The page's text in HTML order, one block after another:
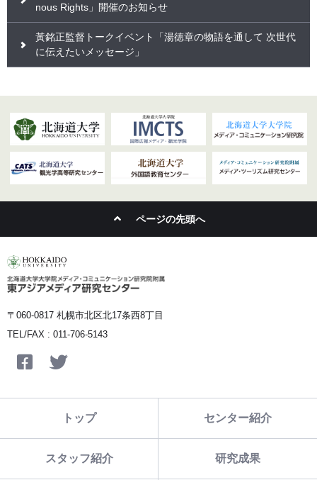
nous Rights」開催のお知らせ
黃銘正監督トークイベント「湯徳章の物語を通して 次世代
に伝えたいメッセージ」
ページの先頭へ
〒060-0817 札幌市北区北17条西8丁目
TEL/FAX : 011-706-5143
Facebook
トップ センター紹介
スタッフ紹介 研究成果